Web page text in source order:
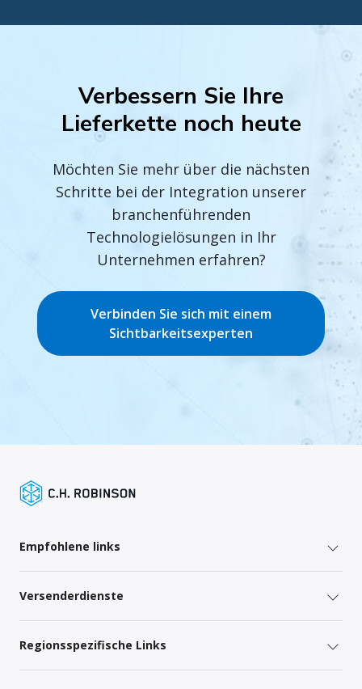
Verbessern Sie Ihre
Lieferkette noch heute
Möchten Sie mehr über die nächsten
Schritte bei der Integration unserer
branchenführenden
Technologielösungen in Ihr
Unternehmen erfahren?
Verbinden Sie sich mit einem
Sichtbarkeitsexperten
Empfohlene links
Versenderdienste
Regionsspezifische Links